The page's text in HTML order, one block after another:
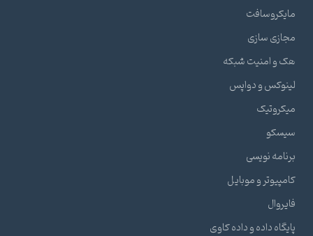
مایکروسافت
مجازی سازی
هک و امنیت شبکه
لینوکس و دواپس
میکروتیک
سیسکو
برنامه نویسی
کامپیوتر و موبایل
فایروال
پایگاه داده و داده کاوی